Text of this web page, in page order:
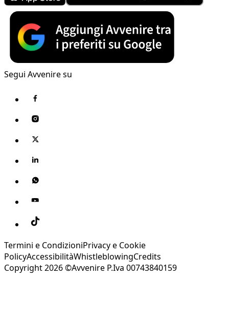
Segui Avvenire su
Termini e CondizioniPrivacy e Cookie
PolicyAccessibilitàWhistleblowingCredits
Copyright 2026 ©Avvenire P.Iva 00743840159